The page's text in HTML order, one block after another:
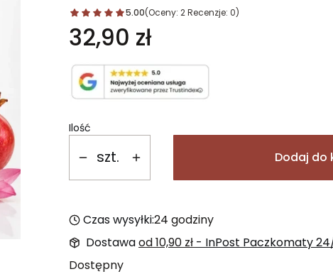
5.00(Oceny: 2 Recenzje: 0)
Cena
32,90 zł
Ilość
szt. Dodaj do
Czas wysyłki:24 godziny
Dostawaod 10,90 zł - InPost Paczkomaty
Dostępny